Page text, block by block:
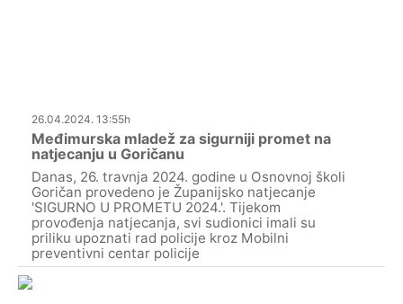
26.04.2024. 13:55h
Međimurska mladež za sigurniji promet na
natjecanju u Goričanu
Danas, 26. travnja 2024. godine u Osnovnoj školi
Goričan provedeno je Županijsko natjecanje
'SIGURNO U PROMETU 2024.'. Tijekom
provođenja natjecanja, svi sudionici imali su
priliku upoznati rad policije kroz Mobilni
preventivni centar policije